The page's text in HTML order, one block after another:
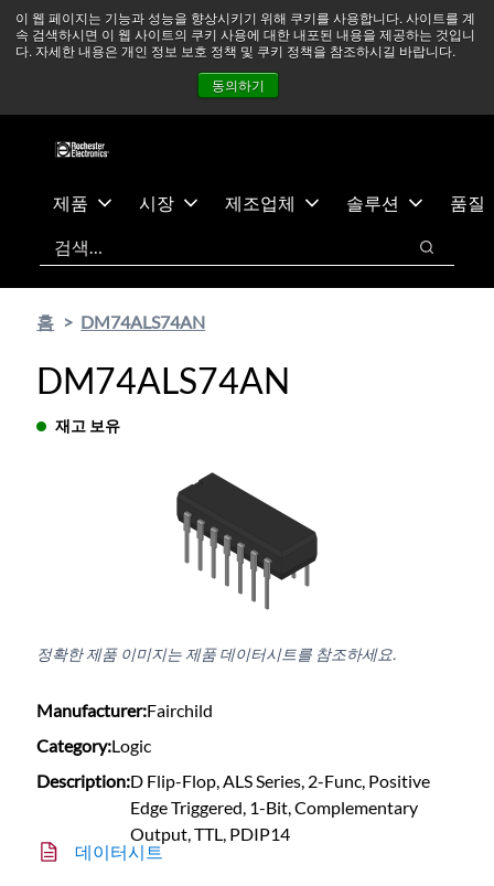
이 웹 페이지는 기능과 성능을 향상시키기 위해 쿠키를 사용합니다. 사이트를 계
속 검색하시면 이 웹 사이트의 쿠키 사용에 대한 내포된 내용을 제공하는 것입니
다. 자세한 내용은 개인 정보 보호 정책 및 쿠키 정책을 참조하시길 바랍니다.
동의하기
츠
건
중동 지역 상황을 지속적으로 주시하고 있으며, 모든 서비스는
정상적으로 운영되고 있습니다. 더 읽어보기 →
뉴스
문의하기
제품 시장 제조업체 솔루션
품질
검색
검색
홈 DM74ALS74AN
DM74ALS74AN
재고 보유
정확한 제품 이미지는 제품 데이터시트를 참조하세요.
Manufacturer:Fairchild
Category:Logic
Description:D Flip-Flop, ALS Series, 2-Func, Positive
Edge Triggered, 1-Bit, Complementary
Output, TTL, PDIP14
데이터시트